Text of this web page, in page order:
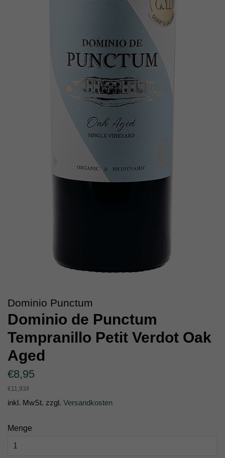
Dominio Punctum
Dominio de Punctum
Tempranillo Petit Verdot Oak
Aged
Normaler
Preis
€8,95
Einzelpreis
€11,93/
inkl. MwSt. zzgl. Versandkosten
Menge